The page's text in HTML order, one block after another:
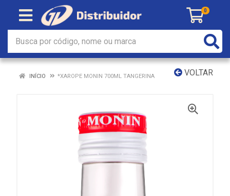
0
VOLTAR
INÍCIO *XAROPE MONIN 700ML TANGERINA